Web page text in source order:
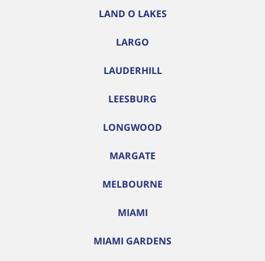
LAND O LAKES
LARGO
LAUDERHILL
LEESBURG
LONGWOOD
MARGATE
MELBOURNE
MIAMI
MIAMI GARDENS